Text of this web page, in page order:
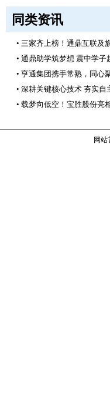
同类资讯
• 三家齐上榜！通鼎互联及
• 通鼎助学筑梦想 震中学子
• 亨通集团携手常熟，同心
• 深耕关键核心技术 夯实
• 载梦向低空！宝胜股份亮
网站